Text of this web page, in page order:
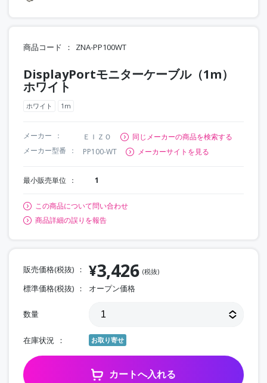
商品コード ZNA-PP100WT
DisplayPortモニターケーブル（1m）
ホワイト
ホワイト 1m
メーカー ＥＩＺＯ
同じメーカーの商品を検索する
メーカー型番
PP100-WT メーカーサイトを見る
最小販売単位 1
この商品について問い合わせ
商品詳細の誤りを報告
販売価格(税抜) ¥3,426 (税抜)
標準価格(税抜) オープン価格
数量
在庫状況 お取り寄せ
カートへ入れる